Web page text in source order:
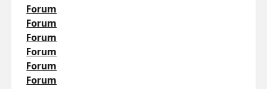
Forum
Forum
Forum
Forum
Forum
Forum